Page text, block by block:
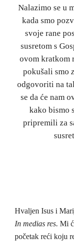
Nalazimo se u
kada smo
svoje rane
susretom s
ovom kratkom
pokušali smo
odgovoriti na
se da će nam
kako bismo
pripremili za
Hvaljen Isus i
In medias res. Mi
početak reći koju